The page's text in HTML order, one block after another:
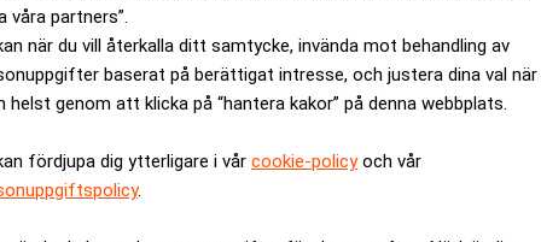
våra partners”.
när du vill återkalla ditt samtycke, invända mot behandling av
baserat på berättigat intresse, och justera dina val när
helst genom att klicka på “hantera kakor” på denna webbplats.
fördjupa dig ytterligare i vår cookie-policyoch vår
.
ANNONS